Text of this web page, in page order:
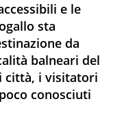
e le
sta
da
balneari del
città, i visitatori
conosciuti